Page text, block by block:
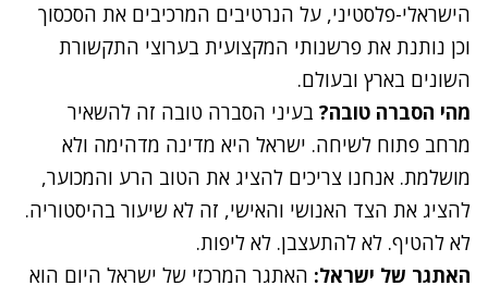
הישראלי-פלסטיני, על הנרטיבים המרכיבים את הסכסוך
וכן נותנת את פרשנותי המקצועית בערוצי התקשורת
השונים בארץ ובעולם.
מהי הסברה טובה? בעיני הסברה טובה זה להשאיר
מרחב פתוח לשיחה. ישראל היא מדינה מדהימה ולא
מושלמת. אנחנו צריכים להציג את הטוב הרע והמכוער,
להציג את הצד האנושי והאישי, זה לא שיעור בהיסטוריה.
לא להטיף. לא להתעצבן. לא ליפות.
האתגר של ישראל: האתגר המרכזי של ישראל היום הוא